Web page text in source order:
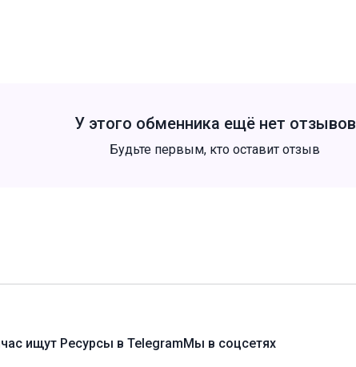
У этого обменника ещё нет отзывов
Будьте первым, кто оставит отзыв
ищут Ресурсы в TelegramМы в соцсетях